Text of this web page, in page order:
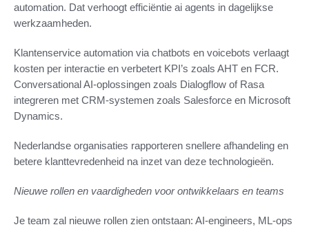
automation. Dat verhoogt efficiëntie ai agents in dagelijkse
werkzaamheden.
Klantenservice automation via chatbots en voicebots verlaagt
kosten per interactie en verbetert KPI’s zoals AHT en FCR.
Conversational AI-oplossingen zoals Dialogflow of Rasa
integreren met CRM-systemen zoals Salesforce en Microsoft
Dynamics.
Nederlandse organisaties rapporteren snellere afhandeling en
betere klanttevredenheid na inzet van deze technologieën.
Nieuwe rollen en vaardigheden voor ontwikkelaars en teams
Je team zal nieuwe rollen zien ontstaan: AI-engineers, ML-ops